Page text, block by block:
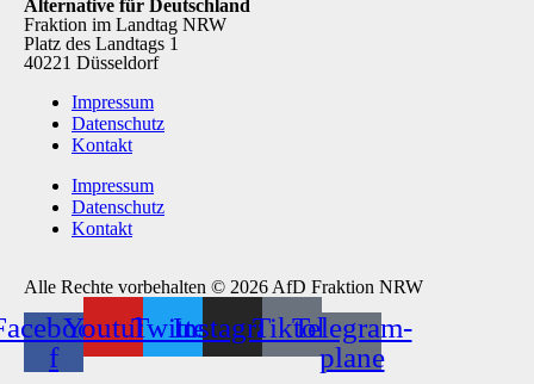
Alternative für Deutschland
Fraktion im Landtag NRW
Platz des Landtags 1
40221 Düsseldorf
Impressum
Datenschutz
Kontakt
Impressum
Datenschutz
Kontakt
Alle Rechte vorbehalten © 2026 AfD Fraktion NRW
f
YoutubeTwitterInstagramTiktokTelegram-
plane